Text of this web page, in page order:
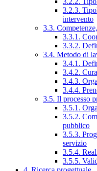
3.2.3.
intervento
3.3.
3.3.1.
3.3.2.
3.4. Metodo di
3.4.1.
3.4.2.
3.4.3.
3.4.4.
3.5. Il processo
3.5.1.
3.5.2.
pubblico
3.5.3.
servizio
3.5.4.
3.5.5.